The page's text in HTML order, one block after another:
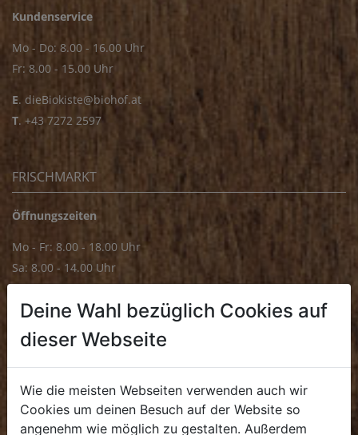
Kundenservice
Mo - Do: 8.00 - 16.00 Uhr
Fr: 8.00 - 15.00 Uhr
E. dieBiokiste@biohof.at
T. +43 7272 2597
FRISCHMARKT
Öffnungszeiten
Mo - Fr: 8.00 - 18.00 Uhr
Sa: 8.00 - 14.00 Uhr
Mo - Fr: 8.00 - 16.00 Uhr
. +43 7272 4859 70
Deine Wahl bezüglich Cookies auf
dieser Webseite
Wie die meisten Webseiten verwenden auch wir
Cookies um deinen Besuch auf der Website so
angenehm wie möglich zu gestalten. Außerdem